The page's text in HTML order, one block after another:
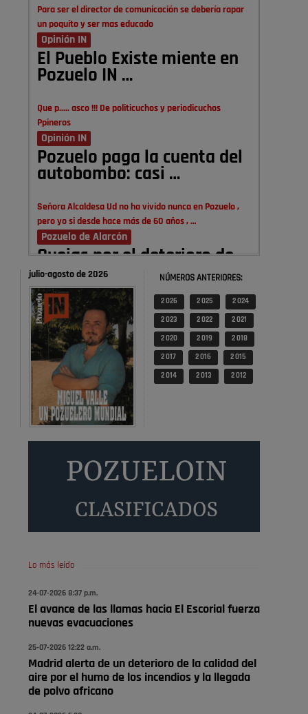
Para ser el director de comunicación se debería rapar
un poquito y ser mas educado
Opinión IN
El Pueblo Existe miente en
Pozuelo IN …
Que p..... asco !!! De politicuchos y periodicuchos
Ppineros
Opinión IN
Pozuelo paga la cuenta del
autobombo: casi …
Señora Alcaldesa Ud no ha vivido nunca en Pozuelo ,
pero yo si desde hace más de 60 años , …
Pozuelo de Alarcón
Quejas por el deterioro de
la limpieza …
A ver si es posible que haya vivienda para familias con
hijos y no solamente jóvenes que no es tan …
Pozuelo de Alarcón
Pozuelo desbloquea
definitivamente Huerta
Grande: las obras …
Donde pueden inscribirse las personas empadronados
Pozuelo desbloquea
definitivamente Huerta
Grande: las obras …
También pienso que si no fuéramos tan sucios no haría
Pozuelo de Alarcón
Quejas por el deterioro de
la limpieza …
Senado, en la Policía o en la politica
Pozuelo de Alarcón
🔴 EXCLUSIVA | El comisario
de la …
julio-agosto de 2026 NÚMEROS ANTERIORES:
2 026 2 025 2 024
2 023 2 022 2 021
2 020 2 019 2 018
2 017 2 016 2 015
2 014 2 013 2 012
Lo más leído
24-07-2026 8:37 p.m.
El avance de las llamas hacia El Escorial fuerza
nuevas evacuaciones
25-07-2026 12:22 a.m.
Madrid alerta de un deterioro de la calidad del
aire por el humo de los incendios y la llegada
de polvo africano